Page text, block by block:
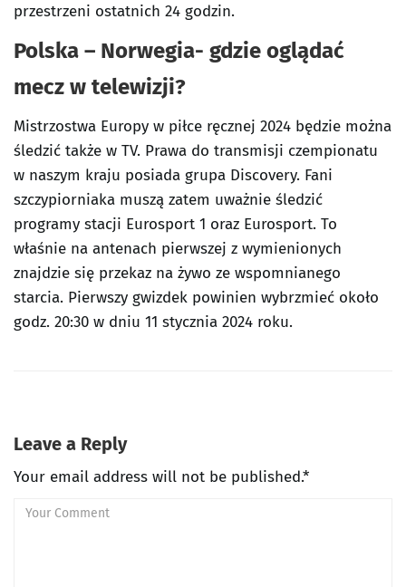
przestrzeni ostatnich 24 godzin.
Polska – Norwegia- gdzie oglądać
mecz w telewizji?
Mistrzostwa Europy w piłce ręcznej 2024 będzie można
śledzić także w TV. Prawa do transmisji czempionatu
w naszym kraju posiada grupa Discovery. Fani
szczypiorniaka muszą zatem uważnie śledzić
programy stacji Eurosport 1 oraz Eurosport. To
właśnie na antenach pierwszej z wymienionych
znajdzie się przekaz na żywo ze wspomnianego
starcia. Pierwszy gwizdek powinien wybrzmieć około
godz. 20:30 w dniu 11 stycznia 2024 roku.
Leave a Reply
Your email address will not be published.*